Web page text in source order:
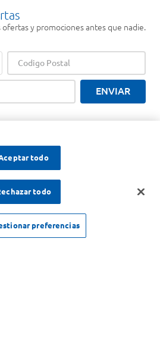
y promociones antes que nadie.
ENVIAR
todo
todo
preferencias